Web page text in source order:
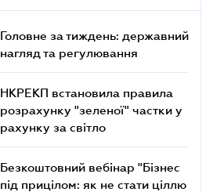
Головне за тиждень: державний
нагляд та регулювання
НКРЕКП встановила правила
розрахунку "зеленої" частки у
рахунку за світло
Безкоштовний вебінар "Бізнес
під прицілом: як не стати ціллю